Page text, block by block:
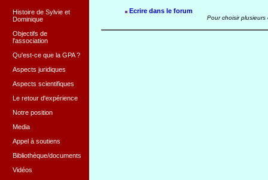
Histoire de Sylvie et
Dominique
Objectifs de
l'association
Qu'est-ce que la GPA ?
Aspects juridiques
Aspects scientifiques
Le retour d'expérience
Notre position
Media
Appel à soutiens
Bibliothèque/documents
Vidéos
Ecrire dans le forum
Pour choisir